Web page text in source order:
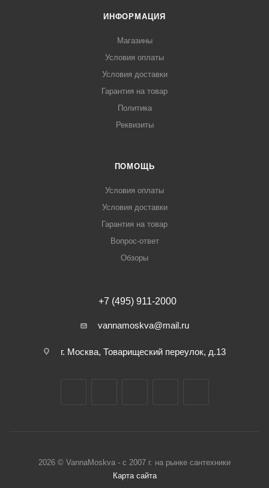
ИНФОРМАЦИЯ
Магазины
Условия оплаты
Условия доставки
Гарантия на товар
Политика
Реквизиты
ПОМОЩЬ
Условия оплаты
Условия доставки
Гарантия на товар
Вопрос-ответ
Обзоры
+7 (495) 911-2000
vannamoskva@mail.ru
г. Москва, Товарищеский переулок, д.13
2026 © VannaMoskva - с 2007 г. на рынке сантехники
Карта сайта